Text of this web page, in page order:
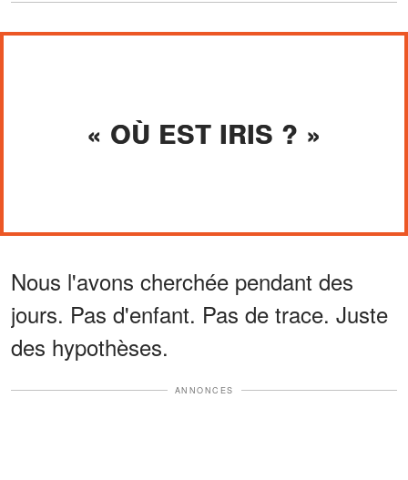
« OÙ EST IRIS ? »
Nous l'avons cherchée pendant des
jours. Pas d'enfant. Pas de trace. Juste
des hypothèses.
ANNONCES